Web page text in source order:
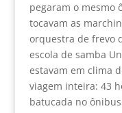
pegaram o mesmo
tocavam as
orquestra de frevo
escola de samba
estavam em clima
viagem inteira: 43
batucada no